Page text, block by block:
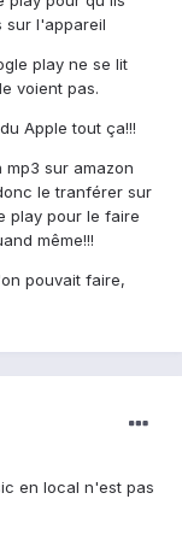
sur l'appareil
play ne se lit
voient pas.
Apple tout ça!!!
mp3 sur amazon
le tranférer sur
play pour le faire
même!!!
pouvait faire,
en local n'est pas